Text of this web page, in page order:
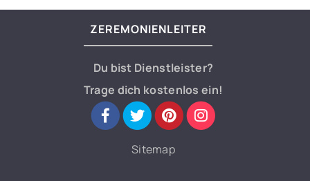
ZEREMONIENLEITER
Du bist Dienstleister?
Trage dich kostenlos ein!
Sitemap